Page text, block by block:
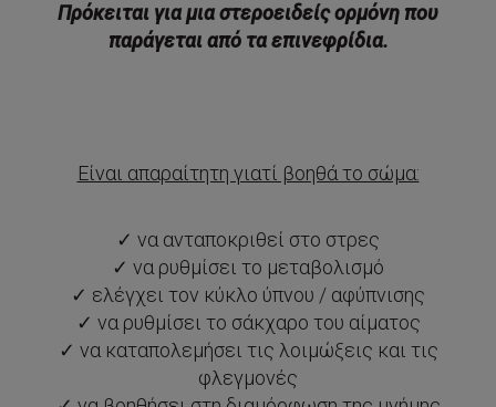
Πρόκειται για μια στεροειδείς ορμόνη που
παράγεται από τα επινεφρίδια.
Είναι απαραίτητη γιατί βοηθά το σώμα:
✓ να ανταποκριθεί στο στρες
✓ να ρυθμίσει το μεταβολισμό
✓ ελέγχει τον κύκλο ύπνου / αφύπνισης
✓ να ρυθμίσει το σάκχαρο του αίματος
✓ να καταπολεμήσει τις λοιμώξεις και τις
φλεγμονές